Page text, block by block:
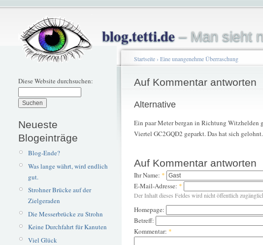
blog.tetti.de– Man sieht
Diese Website durchsuchen:
Neueste
Blogeinträge
Blog-Ende?
Was lange währt, wird endlich
gut.
Strohner Brücke auf der
Zielgeraden
Die Messerbrücke zu Strohn
Keine Durchfahrt für Kanuten
Viel Glück
Startseite› Eine unangenehme Überraschung
Auf Kommentar antworten
Alternative
Ein paar Meter bergan in Richtung Witzhelden
Viertel GC2GQD2 geparkt. Das hat sich
Auf Kommentar antworten
Ihr Name: *
E-Mail-Adresse: *
Der Inhalt dieses Feldes wird nicht öffentlich
Homepage:
Betreff:
Kommentar: *